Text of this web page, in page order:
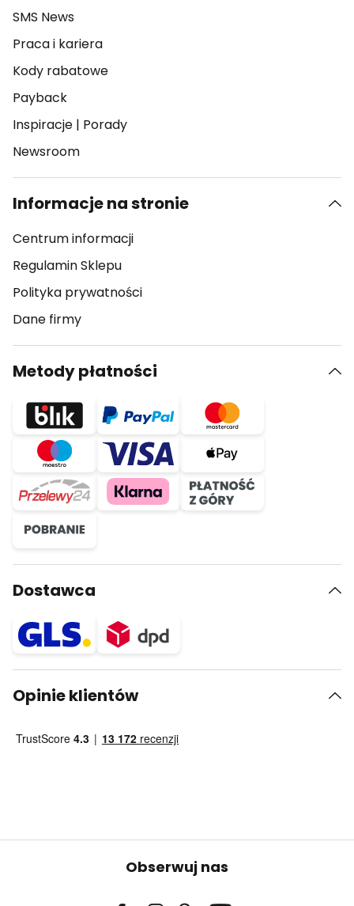
SMS News
Praca i kariera
Kody rabatowe
Payback
Inspiracje | Porady
Newsroom
Informacje na stronie
Centrum informacji
Regulamin Sklepu
Polityka prywatności
Dane firmy
Metody płatności
Dostawca
Opinie klientów
Obserwuj nas